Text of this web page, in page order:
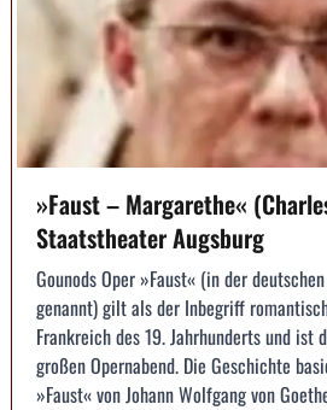
»Faust – Margarethe«
Staatstheater Augsburg
Gounods Oper »Faust« (in der
genannt) gilt als der Inbegriff
Frankreich des 19. Jahrhunderts und ist
großen Opernabend. Die Geschichte
»Faust« von Johann Wolfgang von